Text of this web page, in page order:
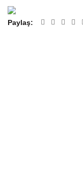
Paylaş